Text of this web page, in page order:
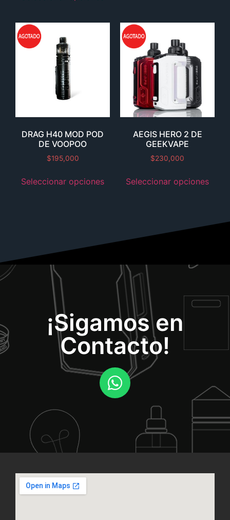
DRAG H40 MOD POD
DE VOOPOO
$195,000
Seleccionar opciones
AEGIS HERO 2 DE
GEEKVAPE
$230,000
Seleccionar opciones
¡Sigamos en
Contacto!